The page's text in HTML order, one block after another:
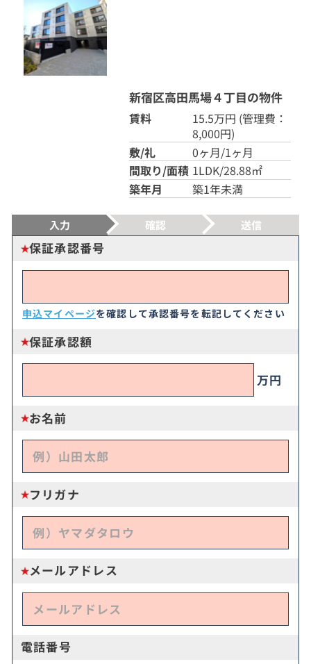
新宿区高田馬場４丁目の物件
賃料 15.5万円 (管理費：
8,000円)
敷/礼
0ヶ月/1ヶ月
間取り/面積 1LDK/28.88㎡
築年月
築1年未満
入力 確認 送信
保証承認番号
申込マイページを確認して承認番号を転記してください
保証承認額
万円
お名前
フリガナ
メールアドレス
電話番号